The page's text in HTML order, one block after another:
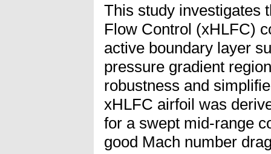
This study investigates
Flow Control (xHLFC)
active boundary layer
pressure gradient
robustness and
xHLFC airfoil was
for a swept mid-range
good Mach number